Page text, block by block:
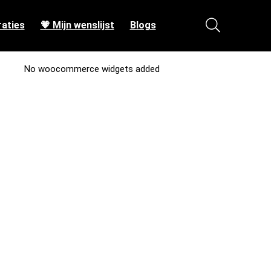
💗 Mijn wenslijst Blogs
No woocommerce widgets added